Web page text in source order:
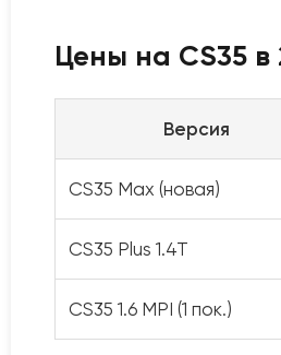
Цены на CS35 в
Версия
CS35 Max (новая)
CS35 Plus 1.4T
CS35 1.6 MPI (1 пок.)